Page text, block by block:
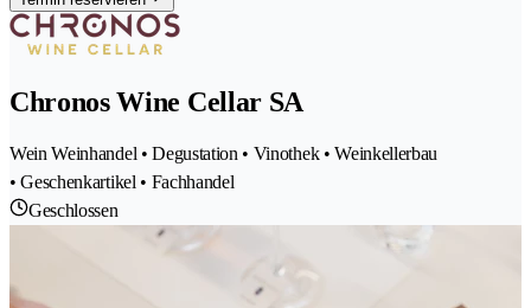
Chronos Wine Cellar SA
Wein Weinhandel • Degustation • Vinothek • Weinkellerbau
• Geschenkartikel • Fachhandel
Geschlossen